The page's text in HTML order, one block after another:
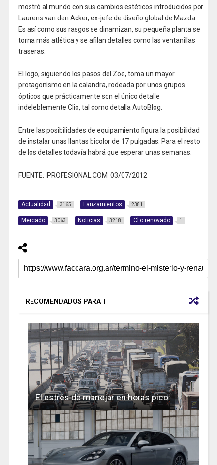
mostró al mundo con sus cambios estéticos introducidos por
Laurens van den Acker, ex-jefe de diseño global de Mazda.
Es así como sus rasgos se dinamizan, su pequeña planta se
torna más atlética y se afilan detalles como las ventanillas
traseras.
El logo, siguiendo los pasos del Zoe, toma un mayor
protagonismo en la calandra, rodeada por unos grupos
ópticos que prácticamente son el único detalle
indeleblemente Clio, tal como detalla AutoBlog.
Entre las posibilidades de equipamiento figura la posibilidad
de instalar unas llantas bicolor de 17 pulgadas. Para el resto
de los detalles todavía habrá que esperar unas semanas.
FUENTE: IPROFESIONAL.COM 03/07/2012
Actualidad 3165 Lanzamientos 2381
Mercado 3063 Noticias 3218 Clio renovado 1
RECOMENDADOS PARA TI
El estrés de manejar en horas pico